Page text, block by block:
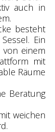
auch in
besteht
Ein
einem
mit
Räume
Beratung
weichen